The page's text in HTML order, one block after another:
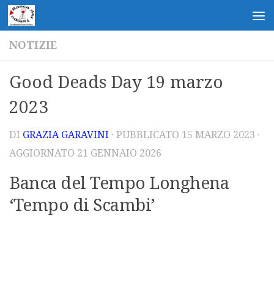
Salta al contenuto
NOTIZIE
Good Deads Day 19 marzo
2023
DI GRAZIA GARAVINI · PUBBLICATO 15 MARZO 2023 ·
AGGIORNATO 21 GENNAIO 2026
Banca del Tempo Longhena
‘Tempo di Scambi’